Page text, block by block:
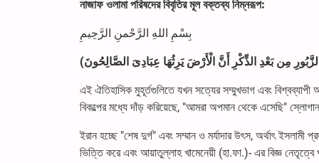
নাজাফ ওলামা পরিষদের বিবৃতির মূল বক্তব্য নিম্নরূপ:
بِسْمِ اللهِ الرَّحْمنِ الرَّحِیمِ
এই ঐতিহাসিক মুহূর্তগুলিতে যখন সত্যের সম্মুখভাগ এবং
বিকল্পের মধ্যে দাঁড় করিয়েছে, "আমরা অপমান থেকে এসেছি"
ইরান হচ্ছে "শেষ দুর্গ" এবং সম্মান ও মর্যাদার উৎস, অর্থাৎ
ভিত্তি করে এবং আয়াতুল্লাহ খামেনেয়ী (হা.ফা.)- এর বিজ্ঞ নেতৃত্বে